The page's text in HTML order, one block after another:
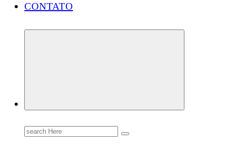
CONTATO
Search